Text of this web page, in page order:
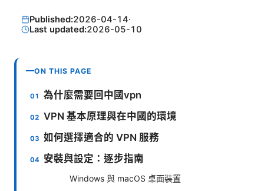
Published:2026-04-14·
Last updated:2026-05-10
ON THIS PAGE
為什麼需要回中國vpn
VPN 基本原理與在中國的環境
如何選擇適合的 VPN 服務
安裝與設定：逐步指南
Windows 與 macOS 桌面裝置